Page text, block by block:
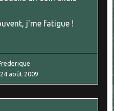
j'me fatigue !
août 2009